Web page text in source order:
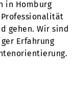
in Homburg
gehen. Wir sind
Erfahrung